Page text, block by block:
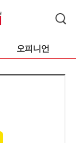
오피니언